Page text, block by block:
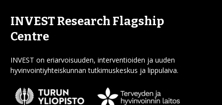
INVEST Research Flagship
Centre
INVEST on eriarvoisuuden, interventioiden ja uuden
hyvinvointiyhteiskunnan tutkimuskeskus ja lippulaiva.